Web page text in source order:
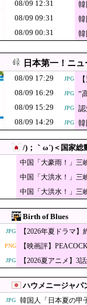
PNG 【悲報】ショー
JPG 韓国人「日本人女性
阿波おどりで女性の
JPG 韓国人「スタバが全
JPG 【朗報】韓国人「日
JPG イオンモール熊本の
反高市で有
と揶揄され
JPG
【池袋暴走
全然反省し
「申し訳な
を停めて撮
2026年度 暑さのピー
【マスコミ妄想
う 想像の10倍
北朝鮮が3万～5
中国勢が圧
勢が……
PNG
【速報】新
変わるか
JPG 【祝】小坪慎
PNG 高市総理「物
JPG 「自衛隊員や報
高市早苗首相、新公
08/09 12:31
08/09 09:31
08/09 00:31
日本第一！ニ
08/09 17:29
JPG
08/09 16:29
JPG
”
08/09 15:29
JPG
08/09 14:29
JPG
/)；｀ω´)＜国家総
中国「大豪雨！」三
危機」→
中国「大洪水！」三
（画像」→
中国「大洪水！」三
Birth of Blues
JPG 【2026年夏ドラマ
PNG 【映画評】
JPG 【2026夏アニメ】3
ハウメニージャパ
JPG 韓国人「日本夏の甲